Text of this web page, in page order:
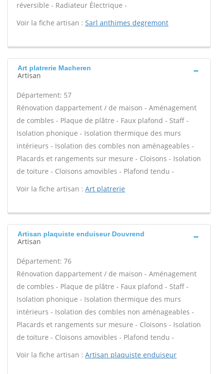
réversible - Radiateur Électrique -
Voir la fiche artisan : Sarl anthimes degremont
Art platrerie Macheren
Artisan
Département: 57
Rénovation dappartement / de maison - Aménagement
de combles - Plaque de plâtre - Faux plafond - Staff -
Isolation phonique - Isolation thermique des murs
intérieurs - Isolation des combles non aménageables -
Placards et rangements sur mesure - Cloisons - Isolation
de toiture - Cloisons amovibles - Plafond tendu -
Voir la fiche artisan : Art platrerie
Artisan plaquiste enduiseur Douvrend
Artisan
Département: 76
Rénovation dappartement / de maison - Aménagement
de combles - Plaque de plâtre - Faux plafond - Staff -
Isolation phonique - Isolation thermique des murs
intérieurs - Isolation des combles non aménageables -
Placards et rangements sur mesure - Cloisons - Isolation
de toiture - Cloisons amovibles - Plafond tendu -
Voir la fiche artisan : Artisan plaquiste enduiseur